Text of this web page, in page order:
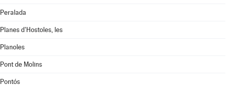
Peralada
Planes d'Hostoles, les
Planoles
Pont de Molins
Pontós